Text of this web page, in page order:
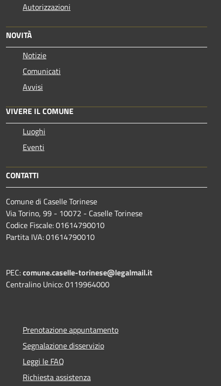
Autorizzazioni
NOVITÀ
Notizie
Comunicati
Avvisi
VIVERE IL COMUNE
Luoghi
Eventi
CONTATTI
Comune di Caselle Torinese
Via Torino, 99 - 10072 - Caselle Torinese
Codice Fiscale: 01614790010
Partita IVA: 01614790010
PEC:comune.caselle-torinese@legalmail.it
Centralino Unico: 0119964000
Prenotazione appuntamento
Segnalazione disservizio
Leggi le FAQ
Richiesta assistenza